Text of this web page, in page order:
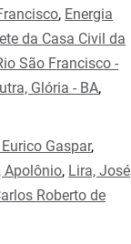
, Energia
da Casa Civil da
São Francisco -
Glória - BA,
Gaspar,
Apolônio, Lira, José
Roberto de